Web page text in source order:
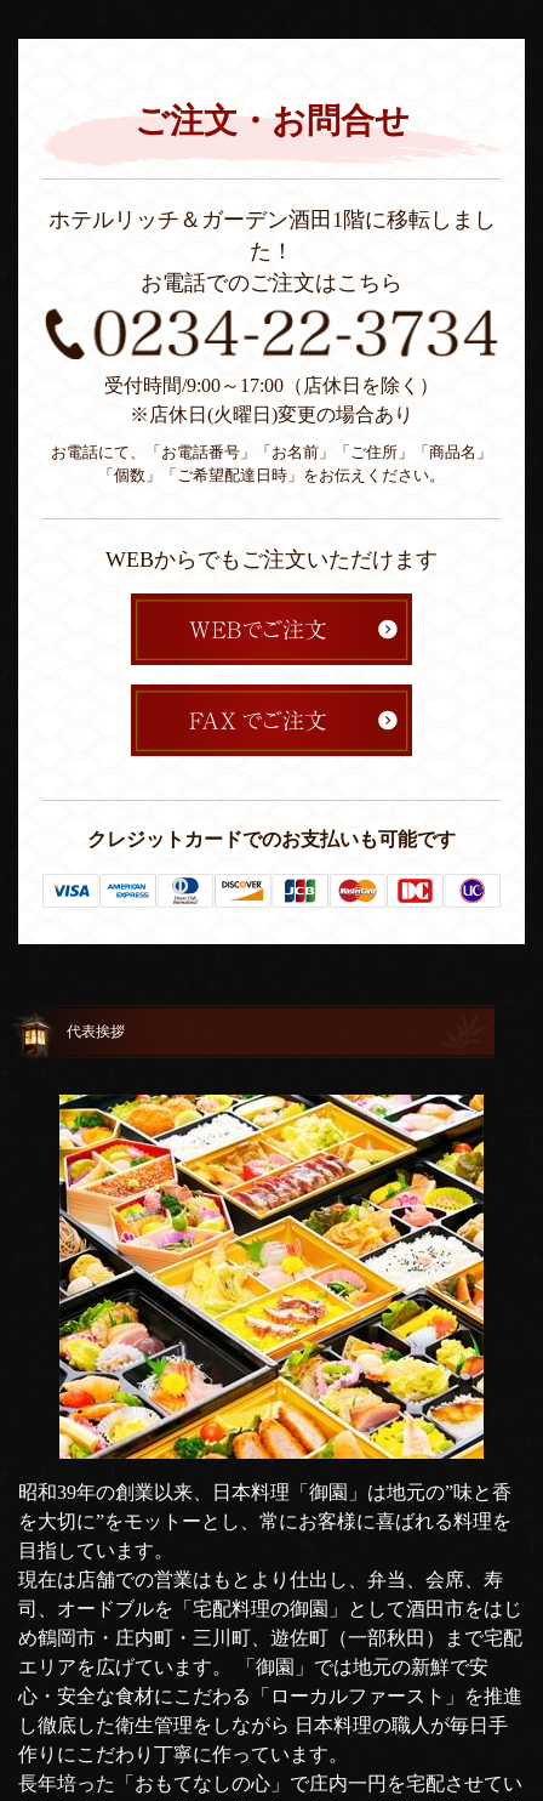
ご注文・お問合せ
ホテルリッチ＆ガーデン酒田1階に移転しまし
た！
お電話でのご注文はこちら
受付時間/9:00～17:00（店休日を除く）
※店休日(火曜日)変更の場合あり
お電話にて、「お電話番号」「お名前」「ご住所」「商品名」
「個数」「ご希望配達日時」をお伝えください。
WEBからでもご注文いただけます
クレジットカードでのお支払いも可能です
代表挨拶
昭和39年の創業以来、日本料理「御園」は地元の”味と香
を大切に”をモットーとし、常にお客様に喜ばれる料理を
目指しています。
現在は店舗での営業はもとより仕出し、弁当、会席、寿
司、オードブルを「宅配料理の御園」として酒田市をはじ
め鶴岡市・庄内町・三川町、遊佐町（一部秋田）まで宅配
エリアを広げています。 「御園」では地元の新鮮で安
心・安全な食材にこだわる「ローカルファースト」を推進
し徹底した衛生管理をしながら 日本料理の職人が毎日手
作りにこだわり丁寧に作っています。
長年培った「おもてなしの心」で庄内一円を宅配させてい